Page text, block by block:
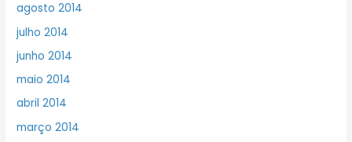
agosto 2014
julho 2014
junho 2014
maio 2014
abril 2014
março 2014